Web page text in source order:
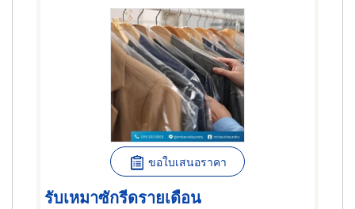
ขอใบเสนอราคา
รับเหมาซักรีดรายเดือน